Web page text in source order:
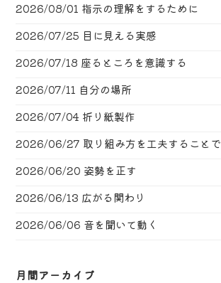
2026/08/01 指示の理解をするために
2026/07/25 目に見える実感
2026/07/18 座るところを意識する
2026/07/11 自分の場所
2026/07/04 折り紙製作
2026/06/27 取り組み方を工夫することで
2026/06/20 姿勢を正す
2026/06/13 広がる関わり
2026/06/06 音を聞いて動く
月間アーカイブ